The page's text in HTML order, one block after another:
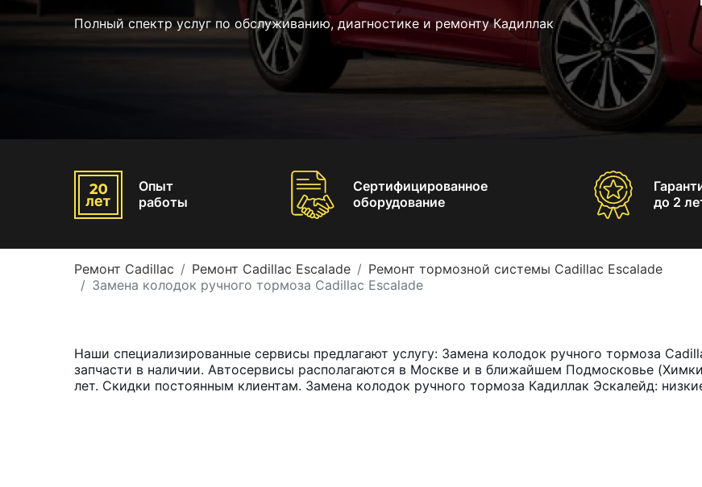
Полный спектр услуг по обслуживанию, диагностике и ремонту Кадиллак
Опыт
работы
Сертифицированное
оборудование
до 2
Ремонт Cadillac Ремонт Cadillac Escalade
Ремонт тормозной системы Cadillac Escalade
Замена колодок ручного тормоза Cadillac Escalade
Наши специализированные сервисы предлагают услугу: Замена колодок ручного тормоза
запчасти в наличии. Автосервисы располагаются в Москве и в ближайшем Подмосковье
лет. Скидки постоянным клиентам. Замена колодок ручного тормоза Кадиллак Эскалейд: